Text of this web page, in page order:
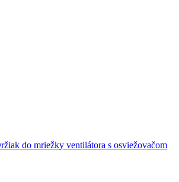
do mriežky ventilátora s osviežovačom